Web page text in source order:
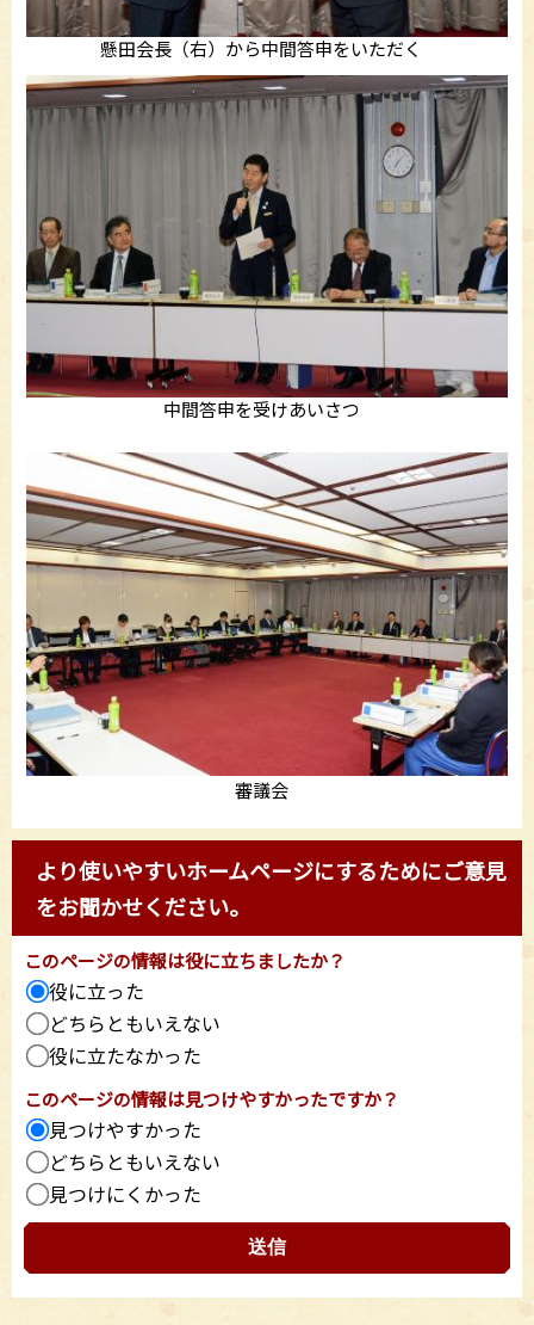
懸田会長（右）から中間答申をいただく
中間答申を受けあいさつ
審議会
より使いやすいホームページにするためにご意見
をお聞かせください。
このページの情報は役に立ちましたか？
役に立った
どちらともいえない
役に立たなかった
このページの情報は見つけやすかったですか？
見つけやすかった
どちらともいえない
見つけにくかった